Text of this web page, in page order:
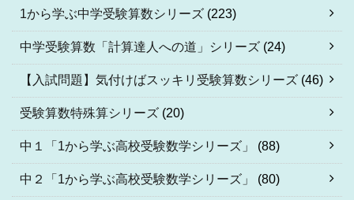
1から学ぶ中学受験算数シリーズ (223)
中学受験算数「計算達人への道」シリーズ (24)
【入試問題】気付けばスッキリ受験算数シリーズ (46)
受験算数特殊算シリーズ (20)
中１「1から学ぶ高校受験数学シリーズ」 (88)
中２「1から学ぶ高校受験数学シリーズ」 (80)